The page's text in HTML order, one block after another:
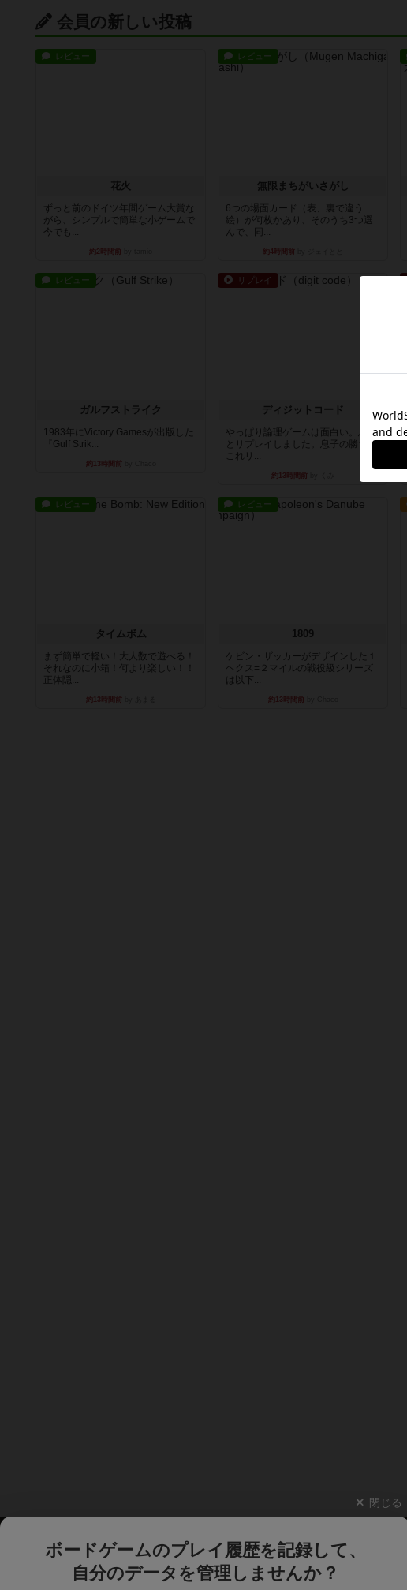
会員の新しい投稿
レビュー
花火
ずっと前のドイツ年間ゲーム大賞な
がら、シンプルで簡単な小ゲームで
今でも...
約2時間前
レビュー
無限まちがいさがし
6つの場面カード（表、裏で違う
絵）が何枚かあり、そのうち3つ選
んで、同...
約4時間前
レビュー
ガルフストライク
1983年にVictory Gamesが出版した
『Gulf Strik...
約13時間前
リプレイ
ディジットコード
やっぱり論理ゲームは面白い。息子
とリプレイしました。息子の勝ち。
これリ...
約13時間前
レビュー
タイムボム
まず簡単で軽い！大人数で遊べる！
それなのに小箱！何より楽しい！！
正体隠...
約13時間前
レビュー
1809
ケビン・ザッカーがデザインした１
ヘクス=２マイルの戦役級シリーズ
は以下...
約13時間前
閉じる
ボードゲームのプレイ履歴を記録して、
自分のデータを管理しませんか？